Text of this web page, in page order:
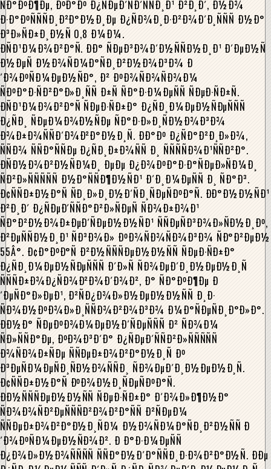
ÑÐ°ÐºÐ¶Ðµ, ÐºÐ°Ðº Ð¿ÑÐµÐ´ÑÐ´ÑÑÐ¸Ð¹ Ð²Ð¸Ð´, Ð½Ð¾
Ð·Ð°ÐºÑÑÑÐ¸Ð²Ð°Ð½Ð¸Ðµ Ð¿ÑÐ¾Ð¸Ð·Ð²Ð¾Ð´Ð¸ÑÑÑ Ð½Ð°
Ð³Ð»ÑÐ±Ð¸Ð½Ñ 0,8 Ð¼Ð¼.
ÐÑÐ¹Ð¼Ð¾Ð²Ð°Ñ. ÐÐ° ÑÐµÐ³Ð¾Ð´Ð½ÑÑÐ½Ð¸Ð¹ Ð´ÐµÐ½Ñ
Ð½ÐµÑ Ð½Ð¾ÑÐ¼Ð°ÑÐ¸Ð²Ð½Ð¾Ð³Ð¾ Ð
´Ð¾ÐºÑÐ¼ÐµÐ½ÑÐ°, Ð² ÐºÐ¾ÑÐ¾ÑÐ¾Ð¼
ÑÐºÐ°Ð·ÑÐ²Ð°Ð»Ð¸ÑÑ Ð±Ñ ÑÐ°Ð·Ð¼ÐµÑÑ ÑÐµÐ·ÑÐ±Ñ.
ÐÑÐ¹Ð¼Ð¾Ð²Ð°Ñ ÑÐµÐ·ÑÐ±Ð° Ð¿ÑÐ¸Ð¼ÐµÐ½ÑÐµÑÑÑ
Ð¿ÑÐ¸ ÑÐµÐ¼Ð¾Ð½ÑÐµ ÑÐ°Ð·Ð»Ð¸ÑÐ½Ð¾Ð³Ð¾
Ð¾Ð±Ð¾ÑÑÐ´Ð¾Ð²Ð°Ð½Ð¸Ñ. ÐÐ°Ðº Ð¿ÑÐ°Ð²Ð¸Ð»Ð¾,
ÑÑÐ¾ ÑÑÐ°ÑÑÐµ Ð¿ÑÐ¸Ð±Ð¾ÑÑ Ð¸ ÑÑÑÑÐ¾Ð¹ÑÑÐ²Ð°.
ÐÑÐ½Ð¾Ð²Ð½ÑÐ¼Ð¸ ÐµÐµ Ð¿Ð¾ÐºÐ°Ð·Ð°ÑÐµÐ»ÑÐ¼Ð¸
ÑÐ²Ð»ÑÑÑÑÑ Ð½Ð°ÑÑÐ¶Ð½ÑÐ¹ Ð´Ð¸Ð¼ÐµÑÑ Ð¸ ÑÐ°Ð³.
Ð¢ÑÑÐ±Ð½Ð°Ñ ÑÐ¸Ð»Ð¸Ð½Ð´ÑÐ¸ÑÐµÑÐºÐ°Ñ. ÐÐ°Ð½Ð½ÑÐ¹
Ð²Ð¸Ð´ Ð¿ÑÐµÐ´ÑÑÐ°Ð²Ð»ÑÐµÑ ÑÐ¾Ð±Ð¾Ð¹
ÑÐ°Ð²Ð½Ð¾Ð±ÐµÐ´ÑÐµÐ½Ð½ÑÐ¹ ÑÑÐµÑÐ³Ð¾Ð»ÑÐ½Ð¸Ðº,
Ð²ÐµÑÑÐ½Ð¸Ð¹ ÑÐ³Ð¾Ð» ÐºÐ¾ÑÐ¾ÑÐ¾Ð³Ð¾ ÑÐ°Ð²ÐµÐ½
55Â°. Ð¢Ð°ÐºÐ°Ñ Ð²Ð½ÑÑÑÐµÐ½Ð½ÑÑ ÑÐµÐ·ÑÐ±Ð°
Ð¿ÑÐ¸Ð¼ÐµÐ½ÑÐµÑÑÑ Ð´Ð»Ñ ÑÐ¾ÐµÐ´Ð¸Ð½ÐµÐ½Ð¸Ñ
ÑÑÑÐ±Ð¾Ð¿ÑÐ¾Ð²Ð¾Ð´Ð¾Ð², Ð° ÑÐ°ÐºÐ¶Ðµ Ð
´ÐµÑÐ°Ð»ÐµÐ¹, Ð²ÑÐ¿Ð¾Ð»Ð½ÐµÐ½Ð½ÑÑ Ð¸Ð·
ÑÐ¾Ð½ÐºÐ¾Ð»Ð¸ÑÑÐ¾Ð²Ð¾Ð³Ð¾ Ð¼Ð°ÑÐµÑÐ¸Ð°Ð»Ð°.
ÐÐ½Ð° ÑÐµÐºÐ¾Ð¼ÐµÐ½Ð´ÑÐµÑÑÑ Ð² ÑÐ¾Ð¼
ÑÐ»ÑÑÐ°Ðµ, ÐºÐ¾Ð³Ð´Ð° Ð¿ÑÐµÐ´ÑÑÐ²Ð»ÑÑÑÑÑ
Ð¾ÑÐ¾Ð±ÑÐµ ÑÑÐµÐ±Ð¾Ð²Ð°Ð½Ð¸Ñ Ðº
Ð³ÐµÑÐ¼ÐµÑÐ¸ÑÐ½Ð¾ÑÑÐ¸ ÑÐ¾ÐµÐ´Ð¸Ð½ÐµÐ½Ð¸Ñ.
Ð¢ÑÑÐ±Ð½Ð°Ñ ÐºÐ¾Ð½Ð¸ÑÐµÑÐºÐ°Ñ.
ÐÐ½ÑÑÑÐµÐ½Ð½ÑÑ ÑÐµÐ·ÑÐ±Ð° Ð´Ð¾Ð»Ð¶Ð½Ð°
ÑÐ¾Ð¾ÑÐ²ÐµÑÑÑÐ²Ð¾Ð²Ð°ÑÑ Ð²ÑÐµÐ¼
ÑÑÐµÐ±Ð¾Ð²Ð°Ð½Ð¸ÑÐ¼ Ð½Ð¾ÑÐ¼Ð°ÑÐ¸Ð²Ð½ÑÑ Ð
´Ð¾ÐºÑÐ¼ÐµÐ½ÑÐ¾Ð². Ð Ð°Ð·Ð¼ÐµÑÑ
Ð¿Ð¾Ð»Ð½Ð¾ÑÑÑÑ ÑÑÐ°Ð½Ð´Ð°ÑÑÐ¸Ð·Ð¾Ð²Ð°Ð½Ñ. ÐÐµ